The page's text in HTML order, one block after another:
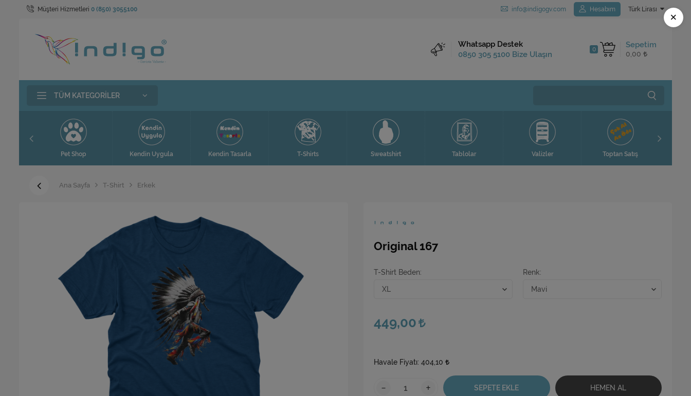
Müşteri Hizmetleri 0 (850) 3055100 info@indigogv.com Hesabım Türk Lirası
Sepetim
0
0,00
Kargo Bedava
1.250 TL ve Üzeri
Whatsapp Destek
0850 305 5100 Bize Ulaşın
TÜM KATEGORILER
Kendin Uygula Kendin Tasarla Sweatshirt Toptan Satış
Ana Sayfa T-Shirt Erkek
Original 167
T-Shirt Beden Renk
449,00
Havale Fiyatı: 404,10
- + SEPETE EKLE HEMEN AL
×